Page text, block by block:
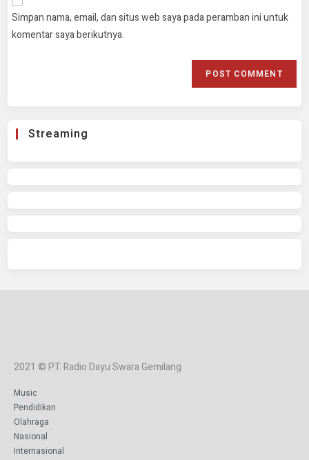
Simpan nama, email, dan situs web saya pada peramban ini untuk
komentar saya berikutnya.
Streaming
2021 © PT. Radio Dayu Swara Gemilang
Music
Pendidikan
Olahraga
Nasional
Internasional